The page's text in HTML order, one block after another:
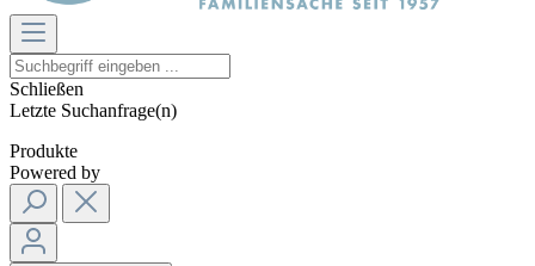
Schließen
Letzte Suchanfrage(n)
Produkte
Powered by